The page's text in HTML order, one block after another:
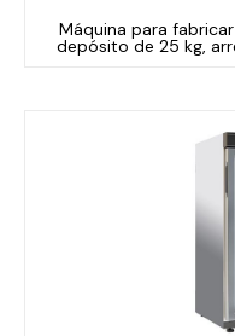
Máquina para
depósito de 25 kg,